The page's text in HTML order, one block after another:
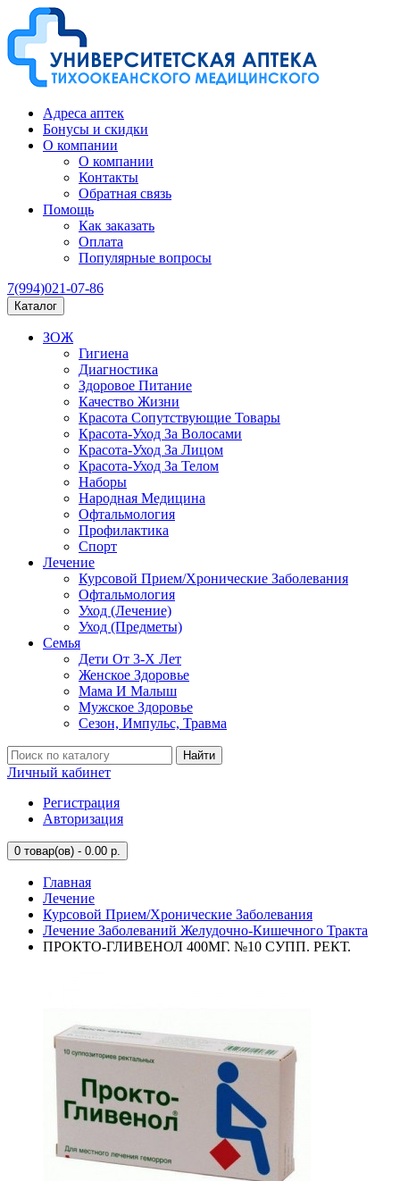
Адреса аптек
Бонусы и скидки
О компании
О компании
Контакты
Обратная связь
Помощь
Как заказать
Оплата
Популярные вопросы
7(994)021-07-86
Каталог
ЗОЖ
Гигиена
Диагностика
Здоровое Питание
Качество Жизни
Красота Сопутствующие Товары
Красота-Уход За Волосами
Красота-Уход За Лицом
Красота-Уход За Телом
Наборы
Народная Медицина
Офтальмология
Профилактика
Спорт
Лечение
Курсовой Прием/Хронические Заболевания
Офтальмология
Уход (Лечение)
Уход (Предметы)
Семья
Дети От 3-Х Лет
Женское Здоровье
Мама И Малыш
Мужское Здоровье
Сезон, Импульс, Травма
Найти
Личный кабинет
Регистрация
Авторизация
0 товар(ов) - 0.00 р.
Главная
Лечение
Курсовой Прием/Хронические Заболевания
Лечение Заболеваний Желудочно-Кишечного Тракта
ПРОКТО-ГЛИВЕНОЛ 400МГ. №10 СУПП. РЕКТ.